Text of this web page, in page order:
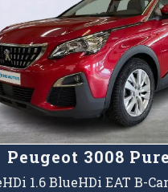
Peugeot 3008
1.6 BlueHDi EAT B-